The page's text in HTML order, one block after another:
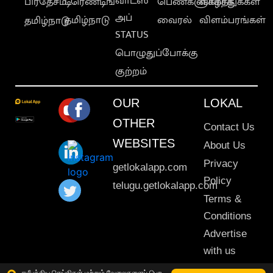
தமிழ்நாடுதமிழ்நாடு அப்
STATUS
பொழுதுப்போக்கு
குற்றம்
வைரல் விளம்பரங்கள்
OUR
OTHER
WEBSITES
getlokalapp.com
telugu.getlokalapp.com
LOKAL
Contact Us
About Us
Privacy
Policy
Terms &
Conditions
Advertise
with us
Sitemap